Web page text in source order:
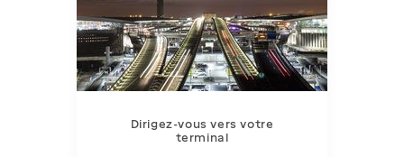
Dirigez-vous vers votre
terminal